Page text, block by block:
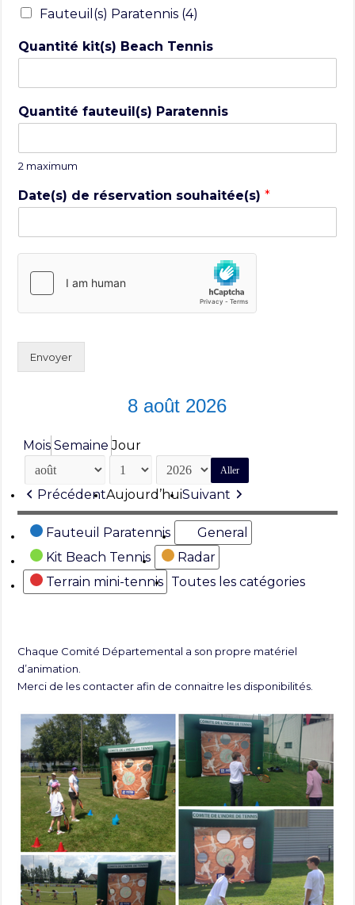
Fauteuil(s) Paratennis (4)
Quantité kit(s) Beach Tennis
Quantité fauteuil(s) Paratennis
2 maximum
Date(s) de réservation souhaitée(s)*
Envoyer
8 août 2026
Mois Semaine Jour
Mois
Jour
Année
PrécédentAujourd’huiSuivant
Catégories
Fauteuil Paratennis
General
Kit Beach Tennis
Radar
Terrain mini-tennis Toutes les catégories
Chaque Comité Départemental a son propre matériel
d’animation.
Merci de les contacter afin de connaitre les disponibilités.